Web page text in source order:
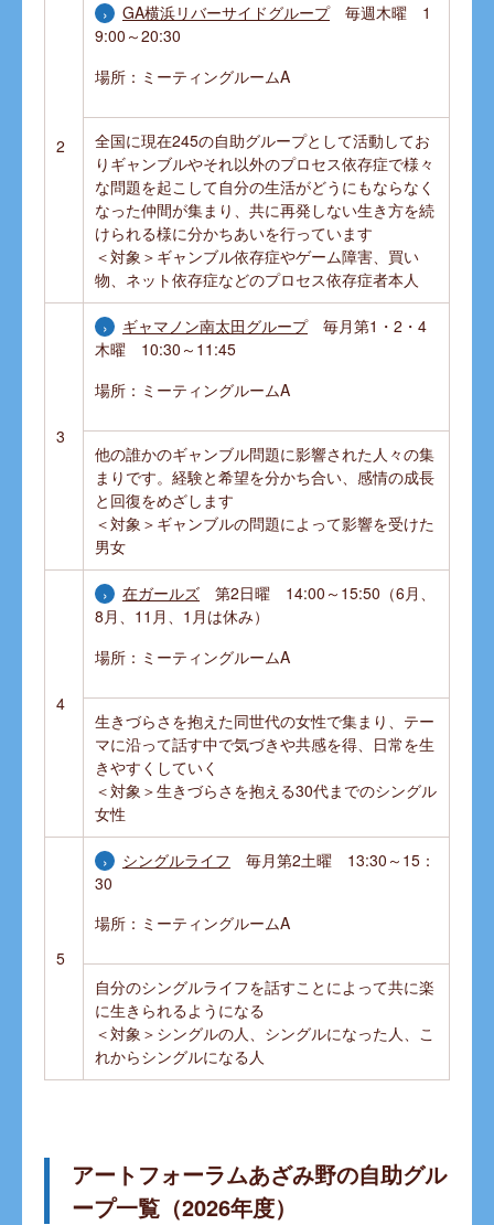
2
GA横浜リバーサイドグループ毎週木曜 1
9:00～20:30
場所：ミーティングルームA
全国に現在245の自助グループとして活動してお
りギャンブルやそれ以外のプロセス依存症で様々
な問題を起こして自分の生活がどうにもならなく
なった仲間が集まり、共に再発しない生き方を続
けられる様に分かちあいを行っています
＜対象＞ギャンブル依存症やゲーム障害、買い
物、ネット依存症などのプロセス依存症者本人
3
ギャマノン南太田グループ毎月第1・2・4
木曜 10:30～11:45
場所：ミーティングルームA
他の誰かのギャンブル問題に影響された人々の集
まりです。経験と希望を分かち合い、感情の成長
と回復をめざします
＜対象＞ギャンブルの問題によって影響を受けた
男女
4
在ガールズ 第2日曜 14:00～15:50（6月、
8月、11月、1月は休み）
場所：ミーティングルームA
生きづらさを抱えた同世代の女性で集まり、テー
マに沿って話す中で気づきや共感を得、日常を生
きやすくしていく
＜対象＞生きづらさを抱える30代までのシングル
女性
5
シングルライフ 毎月第2土曜 13:30～15：
30
場所：ミーティングルームA
自分のシングルライフを話すことによって共に楽
に生きられるようになる
＜対象＞シングルの人、シングルになった人、こ
れからシングルになる人
アートフォーラムあざみ野の自助グル
ープ一覧（2026年度）